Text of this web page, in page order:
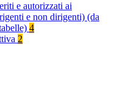
e autorizzati ai
e non dirigenti) (da
4
2